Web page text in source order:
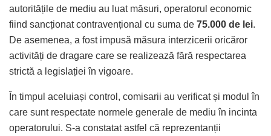
autoritățile de mediu au luat măsuri, operatorul economic
fiind sancționat contravențional cu suma de 75.000 de lei.
De asemenea, a fost impusă măsura interzicerii oricăror
activități de dragare care se realizează fără respectarea
strictă a legislației în vigoare.
În timpul aceluiași control, comisarii au verificat și modul în
care sunt respectate normele generale de mediu în incinta
operatorului. S-a constatat astfel că reprezentanții